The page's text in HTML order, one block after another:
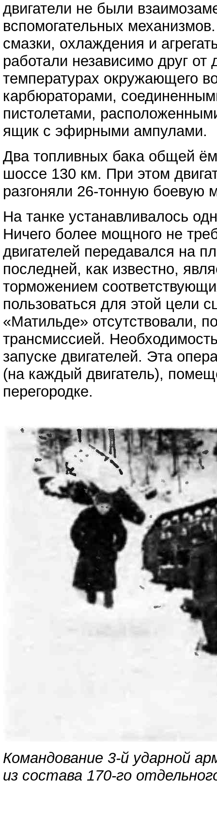
двигатели не были
вспомогательных
смазки, охлаждения и
работали независимо друг от
температурах окружающего
карбюраторами,
пистолетами,
ящик с эфирными ампулами.
Два топливных бака общей
шоссе 130 км. При этом
разгоняли 26-тонную боевую
На танке устанавливалось
Ничего более мощного не
двигателей передавался на
последней, как известно,
торможением
пользоваться для этой цели
«Матильде» отсутствовали,
трансмиссией.
запуске двигателей. Эта
(на каждый двигатель),
перегородке.
Командование 3-й ударной
из состава 170-го